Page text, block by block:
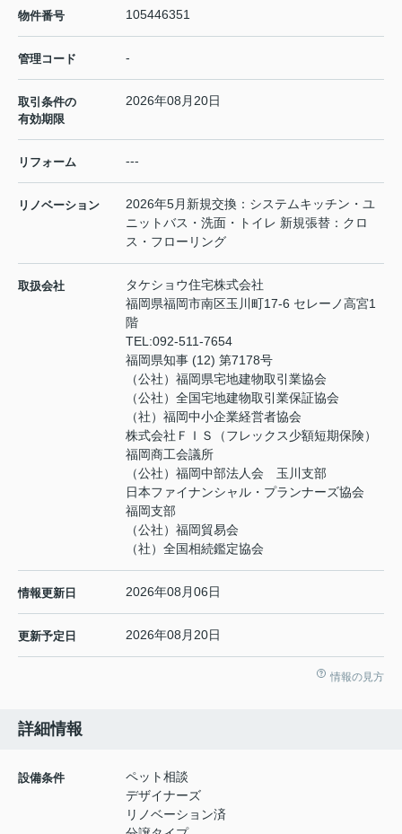
物件番号 105446351
管理コード -
取引条件の
有効期限
2026年08月20日
リフォーム ---
リノベーション
2026年5月新規交換：システムキッチン・ユ
ニットバス・洗面・トイレ 新規張替：クロ
ス・フローリング
取扱会社
タケショウ住宅株式会社
福岡県福岡市南区玉川町17-6 セレーノ高宮1
階
TEL:092-511-7654
福岡県知事 (12) 第7178号
（公社）福岡県宅地建物取引業協会
（公社）全国宅地建物取引業保証協会
（社）福岡中小企業経営者協会
株式会社ＦＩＳ（フレックス少額短期保険）
福岡商工会議所
（公社）福岡中部法人会 玉川支部
日本ファイナンシャル・プランナーズ協会
福岡支部
（公社）福岡貿易会
（社）全国相続鑑定協会
情報更新日 2026年08月06日
更新予定日 2026年08月20日
情報の見方
詳細情報
設備条件
ペット相談
デザイナーズ
リノベーション済